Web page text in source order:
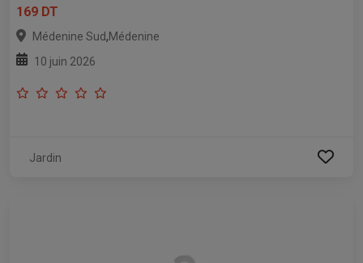
169 DT
Médenine Sud,Médenine
10 juin 2026
Jardin